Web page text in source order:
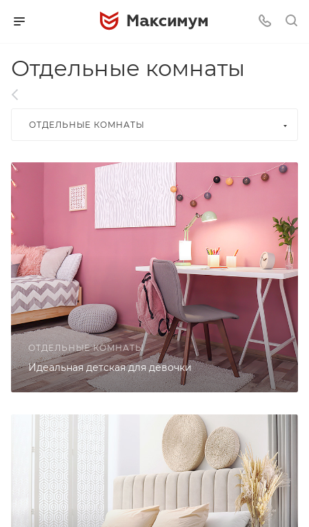
Отдельные комнаты
ОТДЕЛЬНЫЕ КОМНАТЫ
ОТДЕЛЬНЫЕ КОМНАТЫ
Идеальная детская для девочки